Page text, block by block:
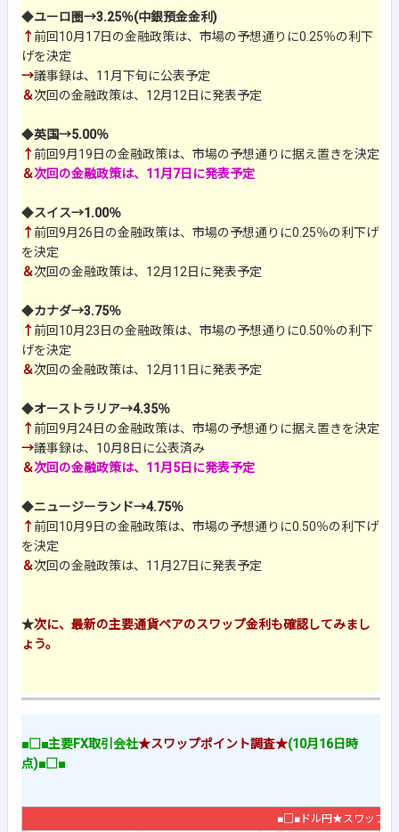
◆ユーロ圏→3.25％(中銀預金金利)
↑前回10月17日の金融政策は、市場の予想通りに0.25％の利下
げを決定
→議事録は、11月下旬に公表予定
＆次回の金融政策は、12月12日に発表予定
◆英国→5.00％
↑前回9月19日の金融政策は、市場の予想通りに据え置きを決定
＆次回の金融政策は、11月7日に発表予定
◆スイス→1.00％
↑前回9月26日の金融政策は、市場の予想通りに0.25％の利下げ
を決定
＆次回の金融政策は、12月12日に発表予定
◆カナダ→3.75％
↑前回10月23日の金融政策は、市場の予想通りに0.50％の利下
げを決定
＆次回の金融政策は、12月11日に発表予定
◆オーストラリア→4.35％
↑前回9月24日の金融政策は、市場の予想通りに据え置きを決定
→議事録は、10月8日に公表済み
＆次回の金融政策は、11月5日に発表予定
◆ニュージーランド→4.75％
↑前回10月9日の金融政策は、市場の予想通りに0.50％の利下げ
を決定
＆次回の金融政策は、11月27日に発表予定
★次に、最新の主要通貨ペアのスワップ金利も確認してみまし
ょう。
■□■主要FX取引会社★スワップポイント調査★(10月16日時
点)■□■
■□■ドル円★スワップ